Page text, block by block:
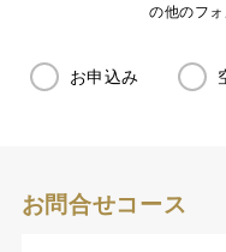
の他のフォ
お申込み
お問合せコース